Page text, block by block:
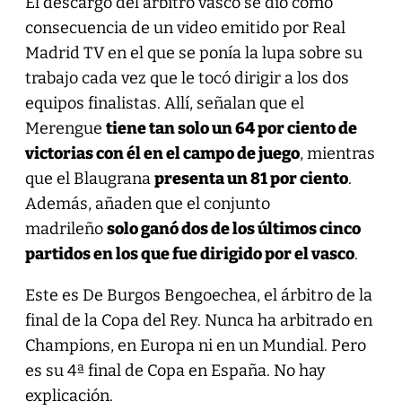
consecuencia de un video emitido por Real
Madrid TV en el que se ponía la lupa sobre su
trabajo cada vez que le tocó dirigir a los dos
equipos finalistas. Allí, señalan que el
Merengue tiene tan solo un 64 por ciento de
victorias con él en el campo de juego, mientras
que el Blaugranapresenta un 81 por ciento.
Además, añaden que el conjunto
madrileñosolo ganó dos de los últimos cinco
partidos en los que fue dirigido por el vasco.
Este es De Burgos Bengoechea, el árbitro de la
final de la Copa del Rey. Nunca ha arbitrado en
Champions, en Europa ni en un Mundial. Pero
es su 4ª final de Copa en España. No hay
explicación.